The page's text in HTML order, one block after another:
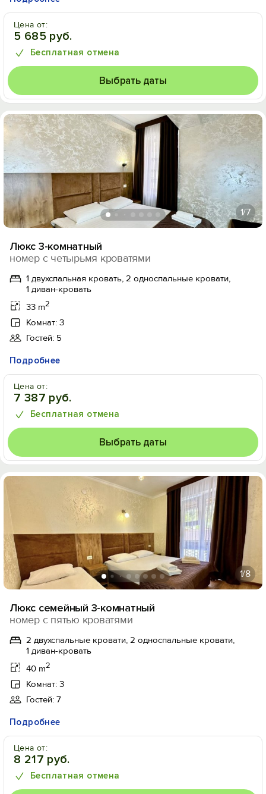
Цена от:
5 685 руб.
Бесплатная отмена
Выбрать даты
1/7
Люкс 3-комнатный
номер с четырьмя кроватями
1 двухспальная кровать, 2 односпальные кровати,
1 диван-кровать
33 m2
Комнат: 3
Гостей: 5
Подробнее
Цена от:
7 387 руб.
Бесплатная отмена
Выбрать даты
1/8
Люкс семейный 3-комнатный
номер с пятью кроватями
2 двухспальные кровати, 2 односпальные кровати,
1 диван-кровать
40 m2
Комнат: 3
Гостей: 7
Подробнее
Цена от:
8 217 руб.
Бесплатная отмена